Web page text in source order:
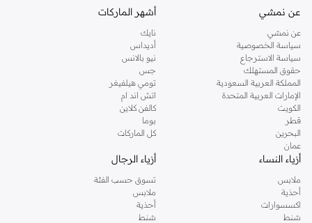
كنت تقومين بتجديد خزانة ملابسك الملائمة للعمل، البحث عن فستان مثالي للحفلات او
اليه.
تسوقي دوروثي بيركنز اون لاين مسقط
تسوقي دوروثي بيركنز اون لاين من نمشي واستمتعي باكثر من الف ستايل من مجموعة
دوروثي بيركنز الشهيرة. تصفحي المجموعة كاملة في متجر دوروثي بيركنز اون لاين او
استخدمي القائمة لتحديد تجربة تسوق دوروثي بيركنز اون لاين. خدمة التوصيل السريعة
والدعم الاستثنائي يضمن لك تجربة تسوق ممتعة دائما مع نمشي.
عن نمشي
عن نمشي
سياسة الخصوصية
سياسة الاسترجاع
حقوق المستهلك
المملكة العربية السعودية
الإمارات العربية المتحدة
الكويت
قطر
البحرين
عمان
أشهر الماركات
نايك
أديداس
نيو بالانس
جس
تومي هيلفيغر
اتش اند ام
كالفن كلاين
بوما
كل الماركات
أزياء النساء
ملابس
أحذية
اكسسوارات
شنط
أزياء الرجال
تسوق حسب الفئة
ملابس
أحذية
شنط